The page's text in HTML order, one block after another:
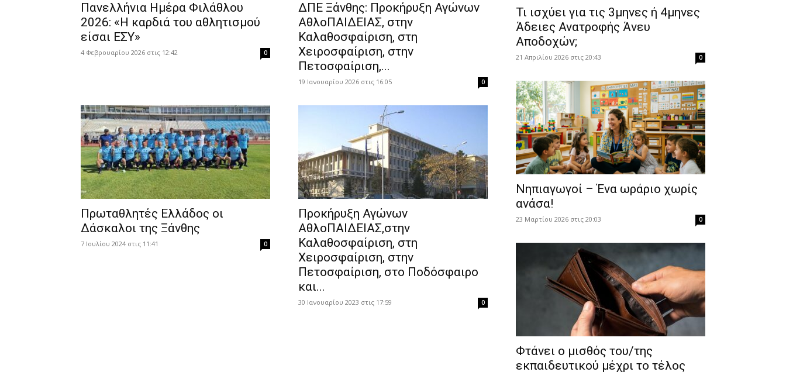
Πανελλήνια Ημέρα Φιλάθλου
2026: «Η καρδιά του αθλητισμού
είσαι ΕΣΥ»
4 Φεβρουαρίου 2026 στις 12:42 0
ΔΠΕ Ξάνθης: Προκήρυξη Αγώνων
ΑθλοΠΑΙΔΕΙΑΣ, στην
Καλαθοσφαίριση, στη
Χειροσφαίριση, στην
Πετοσφαίριση,...
19 Ιανουαρίου 2026 στις 16:05 0
Πρωταθλητές Ελλάδος οι
Δάσκαλοι της Ξάνθης
7 Ιουλίου 2024 στις 11:41 0
Προκήρυξη Αγώνων
ΑθλοΠΑΙΔΕΙΑΣ,στην
Καλαθοσφαίριση, στη
Χειροσφαίριση, στην
Πετοσφαίριση, στο Ποδόσφαιρο
και...
30 Ιανουαρίου 2023 στις 17:59 0
​Τι ισχύει για τις 3μηνες ή 4μηνες
Άδειες Ανατροφής Άνευ
Αποδοχών;
21 Απριλίου 2026 στις 20:43 0
Νηπιαγωγοί – Ένα ωράριο χωρίς
ανάσα!
23 Μαρτίου 2026 στις 20:03 0
Φτάνει ο μισθός του/της
εκπαιδευτικού μέχρι το τέλος